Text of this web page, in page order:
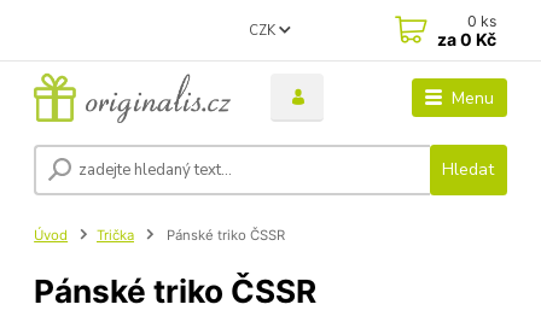
Menu
CZK
Hledat
0 ks
za0 Kč
Úvod Trička Pánské triko ČSSR
Pánské triko ČSSR